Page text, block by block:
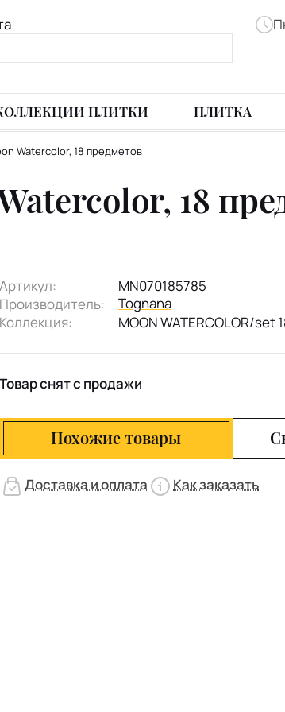
ПЛИТКИ ПЛИТКА
Watercolor, 18 предметов
18
Артикул:
MN070185785
Производитель:
Tognana
Коллекция:
MOON WATERCOLOR/set
Товар снят с продажи
Похожие товары
Доставка и оплата Как заказать